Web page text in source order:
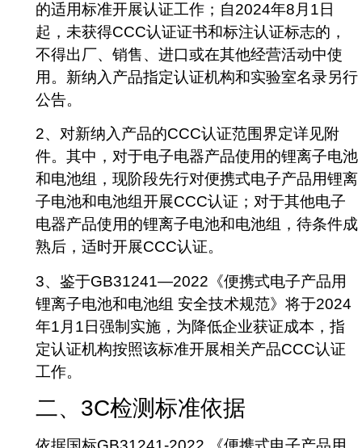
的适用标准开展认证工作；自2024年8月1日
起，未获得CCC认证证书和标注认证标志的，
不得出厂、销售、进口或在其他经营活动中使
用。新纳入产品指定认证机构和实验室名录另行
公告。
2、对新纳入产品的CCC认证范围界定详见附
件。其中，对于电子电器产品使用的锂离子电池
和电池组，现阶段先行对便携式电子产品用锂离
子电池和电池组开展CCC认证；对于其他电子
电器产品使用的锂离子电池和电池组，待条件成
熟后，适时开展CCC认证。
3、鉴于GB31241—2022《便携式电子产品用
锂离子电池和电池组 安全技术规范》将于2024
年1月1日强制实施，为降低企业获证成本，指
定认证机构按照该标准开展相关产品CCC认证
工作。
二、3C检测标准依据